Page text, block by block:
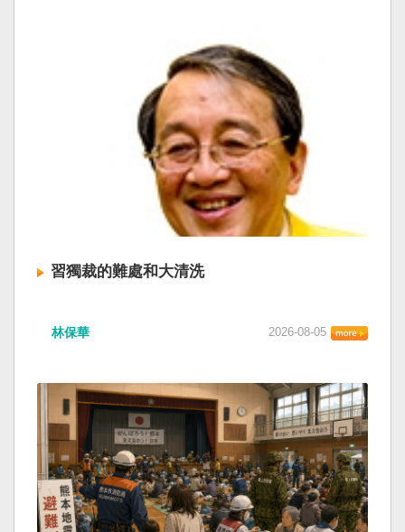
習獨裁的難處和大清洗
林保華 2026-08-05